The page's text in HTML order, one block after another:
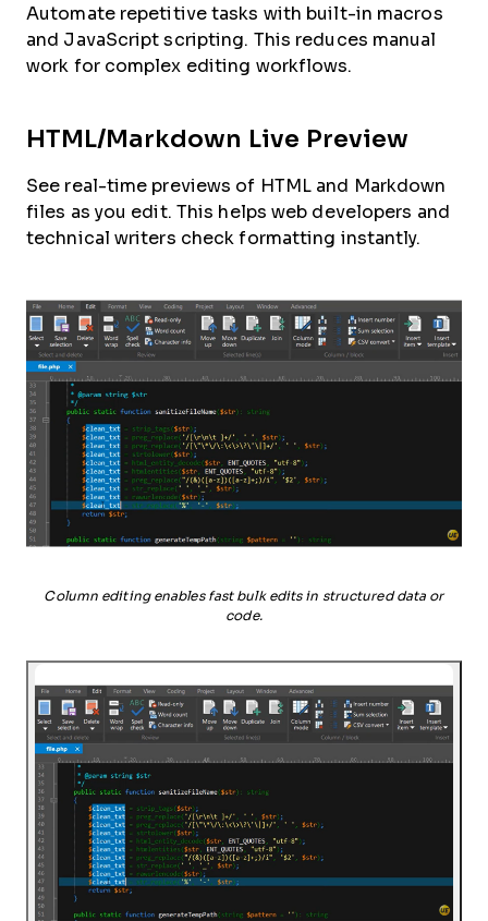
Automate repetitive tasks with built-in macros
and JavaScript scripting. This reduces manual
work for complex editing workflows.
HTML/Markdown Live Preview
See real-time previews of HTML and Markdown
files as you edit. This helps web developers and
technical writers check formatting instantly.
Column editing enables fast bulk edits in structured data or
code.